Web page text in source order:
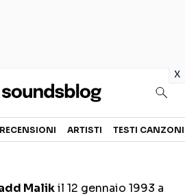
x
TESTI CANZONI
RECENSIONI ARTISTI TESTI CANZONI
Malikil 12 gennaio 1993 a